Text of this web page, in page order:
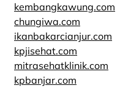
kembangkawung.com
chungiwa.com
ikanbakarcianjur.com
kpjisehat.com
mitrasehatklinik.com
kpbanjar.com